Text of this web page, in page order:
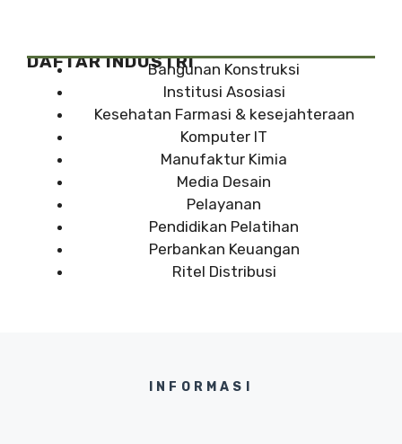
DAFTAR INDUSTRIBangunan Konstruksi
Institusi Asosiasi
Kesehatan Farmasi & kesejahteraan
Komputer IT
Manufaktur Kimia
Media Desain
Pelayanan
Pendidikan Pelatihan
Perbankan Keuangan
Ritel Distribusi
INFORMASI